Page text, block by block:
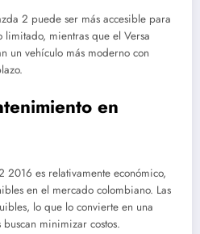
2 puede ser más accesible para
limitado, mientras que el Versa
un vehículo más moderno con
en
2016 es relativamente económico,
en el mercado colombiano. Las
lo que lo convierte en una
minimizar costos.